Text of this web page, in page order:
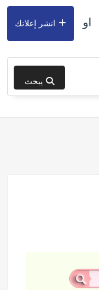
يبحث
او انشر إعلانك